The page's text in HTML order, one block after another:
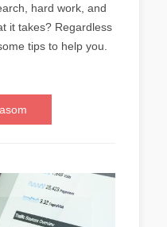
hard work, and
it takes? Regardless
tips to help you.